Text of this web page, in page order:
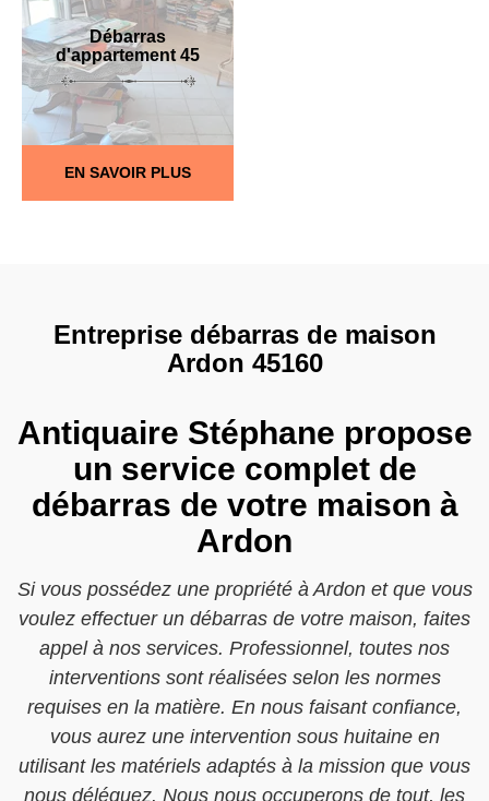
Débarras
d'appartement 45
EN SAVOIR PLUS
Entreprise débarras de maison
Ardon 45160
Antiquaire Stéphane propose
un service complet de
débarras de votre maison à
Ardon
Si vous possédez une propriété à Ardon et que vous
voulez effectuer un débarras de votre maison, faites
appel à nos services. Professionnel, toutes nos
interventions sont réalisées selon les normes
requises en la matière. En nous faisant confiance,
vous aurez une intervention sous huitaine en
utilisant les matériels adaptés à la mission que vous
nous déléguez. Nous nous occuperons de tout, les